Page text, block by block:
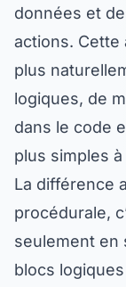
données et
actions. Cette
plus
logiques, de
dans le code
plus simples
La différence
procédurale,
seulement en
blocs